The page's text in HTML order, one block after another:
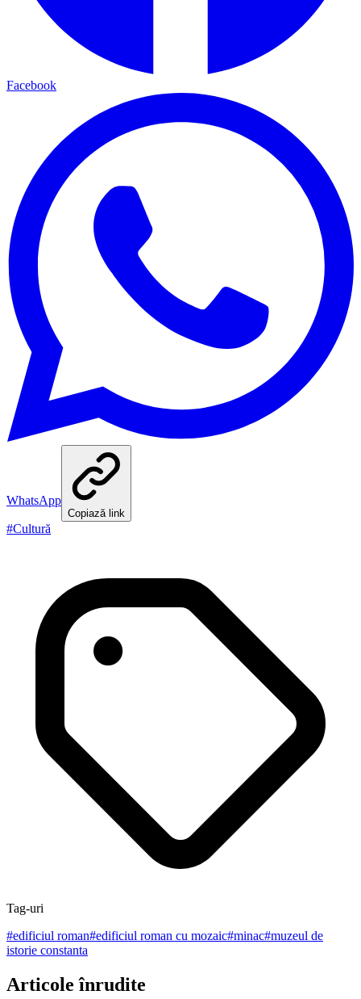
Facebook
WhatsApp
Copiază link
#Cultură
Tag-uri
#edificiul roman#edificiul roman cu mozaic#minac#muzeul de
istorie constanta
Articole înrudite